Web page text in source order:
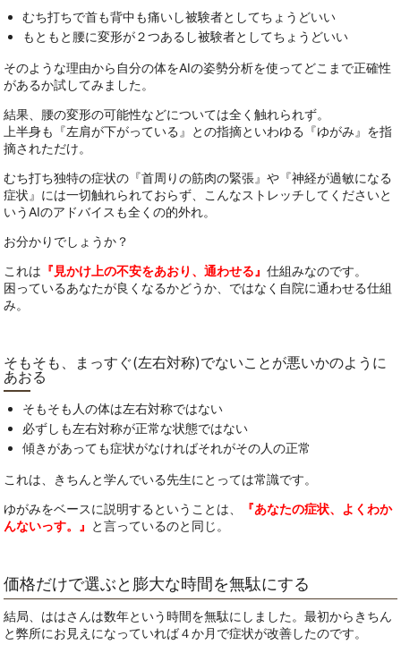
むち打ちで首も背中も痛いし被験者としてちょうどいい
もともと腰に変形が２つあるし被験者としてちょうどいい
そのような理由から自分の体をAIの姿勢分析を使ってどこまで正確性
があるか試してみました。
結果、腰の変形の可能性などについては全く触れられず。
上半身も『左肩が下がっている』との指摘といわゆる『ゆがみ』を指
摘されただけ。
むち打ち独特の症状の『首周りの筋肉の緊張』や『神経が過敏になる
症状』には一切触れられておらず、こんなストレッチしてくださいと
いうAIのアドバイスも全くの的外れ。
お分かりでしょうか？
これは 『見かけ上の不安をあおり、通わせる』仕組みなのです。
困っているあなたが良くなるかどうか、ではなく自院に通わせる仕組
み。
そもそも、まっすぐ(左右対称)でないことが悪いかのように
あおる
そもそも人の体は左右対称ではない
必ずしも左右対称が正常な状態ではない
傾きがあっても症状がなければそれがその人の正常
これは、きちんと学んでいる先生にとっては常識です。
ゆがみをベースに説明するということは、
『あなたの症状、よくわか
んないっす。』 と言っているのと同じ。
価格だけで選ぶと膨大な時間を無駄にする
結局、ははさんは数年という時間を無駄にしました。最初からきちん
と弊所にお見えになっていれば４か月で症状が改善したのです。